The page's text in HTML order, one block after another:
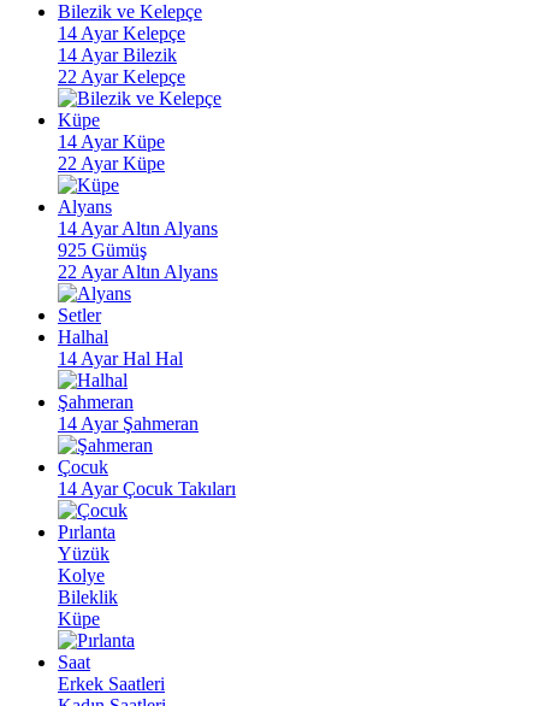
Bilezik ve Kelepçe
14 Ayar Kelepçe
14 Ayar Bilezik
22 Ayar Kelepçe
Küpe
14 Ayar Küpe
22 Ayar Küpe
Alyans
14 Ayar Altın Alyans
925 Gümüş
22 Ayar Altın Alyans
Setler
Halhal
14 Ayar Hal Hal
Şahmeran
14 Ayar Şahmeran
Çocuk
14 Ayar Çocuk Takıları
Pırlanta
Yüzük
Kolye
Bileklik
Küpe
Saat
Erkek Saatleri